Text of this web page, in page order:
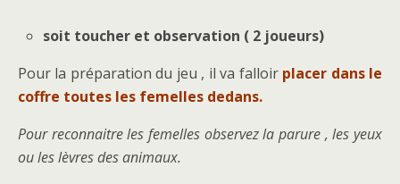
soit toucher et observation ( 2 joueurs)
Pour la préparation du jeu , il va falloir placer dans le
coffre toutes les femelles dedans.
Pour reconnaitre les femelles observez la parure , les yeux
ou les lèvres des animaux.